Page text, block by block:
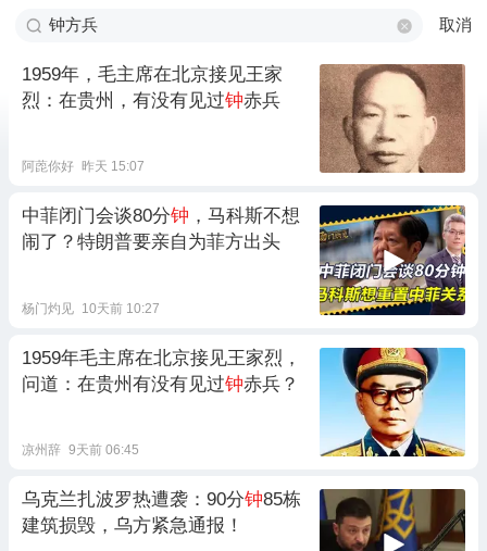
取消
1959年，毛主席在北京接见王家
烈：在贵州，有没有见过钟赤兵
阿萞你好 昨天 15:07
中菲闭门会谈80分钟 ，马科斯不想
闹了？特朗普要亲自为菲方出头
杨门灼见 10天前 10:27
1959年毛主席在北京接见王家烈，
问道：在贵州有没有见过钟赤兵？
凉州辞 9天前 06:45
乌克兰扎波罗热遭袭：90分钟85栋
建筑损毁，乌方紧急通报！